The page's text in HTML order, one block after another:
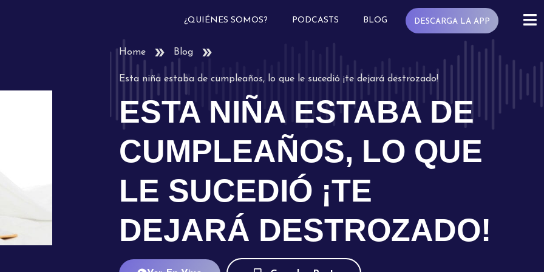
¿QUIÉNES SOMOS? PODCASTS BLOG DESCARGA LA APP
Home Blog
Esta niña estaba de cumpleaños, lo que le sucedió ¡te dejará destrozado!
ESTA NIÑA ESTABA DE
CUMPLEAÑOS, LO QUE
LE SUCEDIÓ ¡TE
DEJARÁ DESTROZADO!